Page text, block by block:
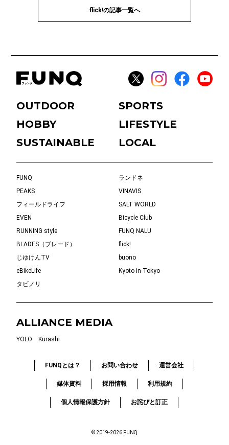
flick!の記事一覧へ
OUTDOOR
SPORTS
HOBBY
LIFESTYLE
SUSTAINABLE
LOCAL
FUNQ
ランドネ
PEAKS
VINAVIS
フィールドライフ
SALT WORLD
EVEN
Bicycle Club
RUNNING style
FUNQ NALU
BLADES（ブレード）
flick!
じゆけんTV
buono
eBikeLife
Kyoto in Tokyo
タビノリ
ALLIANCE MEDIA
YOLO Kurashi
FUNQとは？ お問い合わせ 運営会社
媒体資料 採用情報 利用規約
個人情報保護方針 お詫びと訂正
© 2019-2026 FUNQ